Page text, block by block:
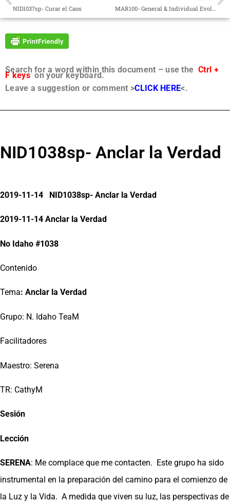
NID1037sp- Curar el Caos MAR100- General & Individual Evolution
Search for a word within this document – use the Ctrl +
F keyson your keyboard.
Leave a suggestion or comment >CLICK HERE<.
NID1038sp- Anclar la Verdad
2019-11-14 NID1038sp- Anclar la Verdad
2019-11-14 Anclar la Verdad
No Idaho #1038
Contenido
Tema: Anclar la Verdad
Grupo: N. Idaho TeaM
Facilitadores
Maestro: Serena
TR: CathyM
Sesión
Lección
SERENA: Me complace que me contacten. Este grupo ha sido
instrumental en la preparación del camino para el comienzo de
la Luz y la Vida. A medida que viven su luz, las perspectivas de